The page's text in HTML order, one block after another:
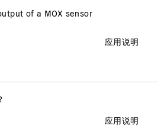
of a MOX sensor
应用说明
应用说明